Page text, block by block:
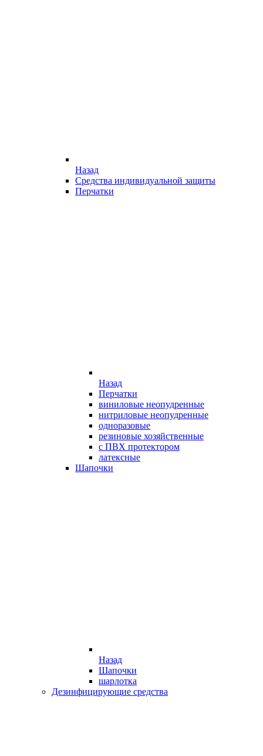
Назад
Средства индивидуальной защиты
Перчатки
Назад
Перчатки
виниловые неопудренные
нитриловые неопудренные
одноразовые
резиновые хозяйственные
с ПВХ протектором
латексные
Шапочки
Назад
Шапочки
шарлотка
Дезинфицирующие средства